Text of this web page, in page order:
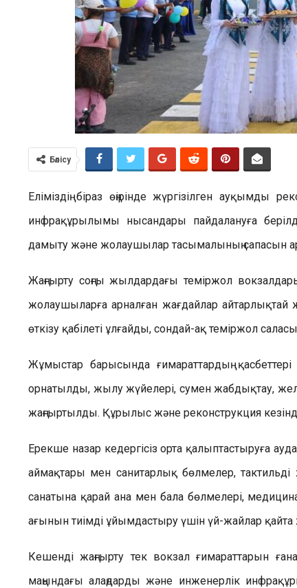
Бөлісу
Еліміздің біраз өңірінде жүргізілген
инфрақұрылымы нысандары пайдалануға
дамыту және жолаушылар тасымалының сапасын
Жаңғырту соңғы жылдардағы теміржол
жолаушыларға арналған жағдайлар айтарлықтай
өткізу қабілеті ұлғайды, сондай-ақ теміржол
Жұмыстар барысында ғимараттардың
орнатылды, жылу жүйелері, сумен жабдықтау,
жаңғыртылды. Құрылыс және реконструкция
Ерекше назар кедергісіз орта қалыптастыруға
аймақтары мен санитарлық бөлмелер,
санатына қарай ана мен бала бөлмелері,
ағынын тиімді ұйымдастыру үшін үй-жайлар
Кешенді жаңғырту тек вокзал ғимараттарын
маңындағы алаңдарды және инженерлік